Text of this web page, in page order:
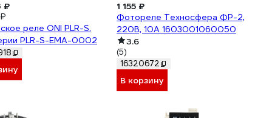
₽
реле ONI PLR-S.
PLR-S-EMA-0002
1 155 ₽
Фотореле Техносфера ФР-2,
220В, 10А 1603001060050
3.6
(5)
16320672
В корзину